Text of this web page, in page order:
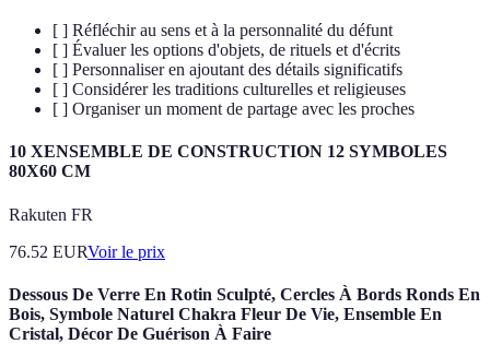
[ ] Réfléchir au sens et à la personnalité du défunt
[ ] Évaluer les options d'objets, de rituels et d'écrits
[ ] Personnaliser en ajoutant des détails significatifs
[ ] Considérer les traditions culturelles et religieuses
[ ] Organiser un moment de partage avec les proches
10 XENSEMBLE DE CONSTRUCTION 12 SYMBOLES
80X60 CM
Rakuten FR
76.52 EURVoir le prix
Dessous De Verre En Rotin Sculpté, Cercles À Bords Ronds En
Bois, Symbole Naturel Chakra Fleur De Vie, Ensemble En
Cristal, Décor De Guérison À Faire